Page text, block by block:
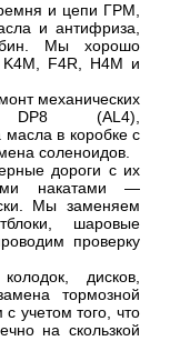
и цепи ГРМ,
и антифриза,
Мы хорошо
F4R, H4M и
механических
DP8 (AL4),
в коробке с
соленоидов.
дороги с их
накатами —
Мы заменяем
шаровые
проверку
дисков,
тормозной
учетом того, что
на скользкой